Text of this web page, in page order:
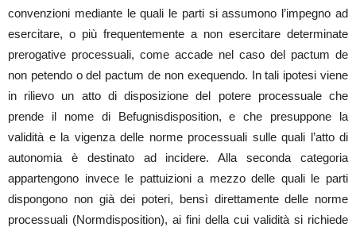
convenzioni mediante le quali le parti si assumono l’impegno ad
esercitare, o più frequentemente a non esercitare determinate
prerogative processuali, come accade nel caso del pactum de
non petendo o del pactum de non exequendo. In tali ipotesi viene
in rilievo un atto di disposizione del potere processuale che
prende il nome di Befugnisdisposition, e che presuppone la
validità e la vigenza delle norme processuali sulle quali l’atto di
autonomia è destinato ad incidere. Alla seconda categoria
appartengono invece le pattuizioni a mezzo delle quali le parti
dispongono non già dei poteri, bensì direttamente delle norme
processuali (Normdisposition), ai fini della cui validità si richiede